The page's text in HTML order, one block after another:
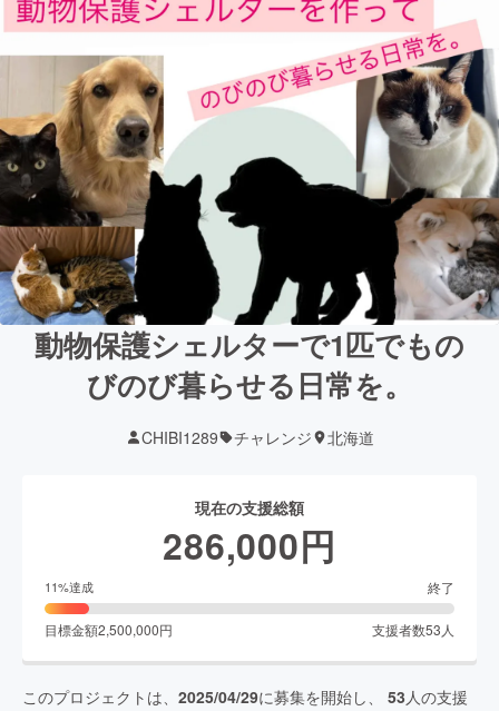
動物保護シェルターで1匹でもの
びのび暮らせる日常を。
CHIBI1289 チャレンジ 北海道
現在の支援総額
286,000円
11%達成 終了
目標金額2,500,000円 支援者数53 人
このプロジェクトは、 2025/04/29に募集を開始し、 53 人の支援